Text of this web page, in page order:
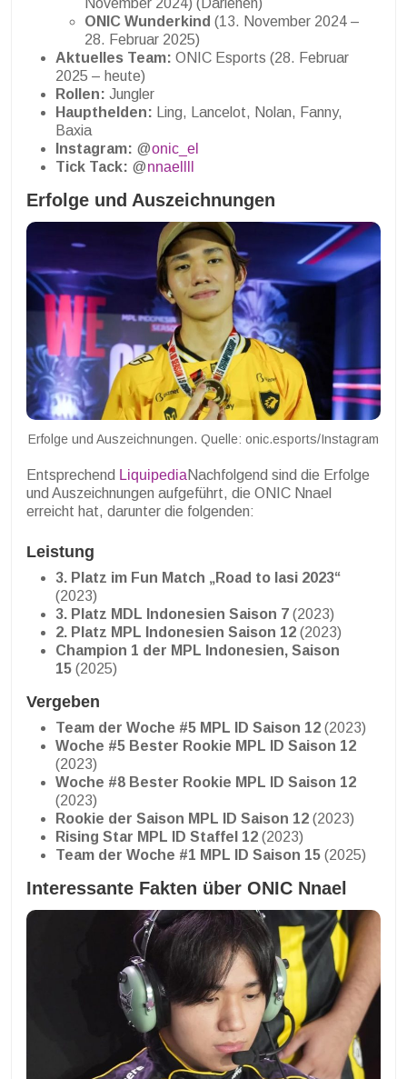
November 2024) (Darlehen)
ONIC Wunderkind (13. November 2024 –
28. Februar 2025)
Aktuelles Team: ONIC Esports (28. Februar
2025 – heute)
Rollen: Jungler
Haupthelden:
Ling, Lancelot, Nolan, Fanny,
Baxia
Instagram: @onic_el
Tick Tack: @nnaellll
Erfolge und Auszeichnungen
Erfolge und Auszeichnungen. Quelle: onic.esports/Instagram
Entsprechend Liquipedia Nachfolgend sind die Erfolge
und Auszeichnungen aufgeführt, die ONIC Nnael
erreicht hat, darunter die folgenden:
Leistung
3. Platz im Fun Match „Road to Iasi 2023“
(2023)
3. Platz MDL Indonesien Saison 7 (2023)
2. Platz MPL Indonesien Saison 12 (2023)
Champion 1 der MPL Indonesien, Saison
15 (2025)
Vergeben
Team der Woche #5 MPL ID Saison 12 (2023)
Woche #5 Bester Rookie MPL ID Saison 12
(2023)
Woche #8 Bester Rookie MPL ID Saison 12
(2023)
Rookie der Saison MPL ID Saison 12 (2023)
Rising Star MPL ID Staffel 12 (2023)
Team der Woche #1 MPL ID Saison 15 (2025)
Interessante Fakten über ONIC Nnael